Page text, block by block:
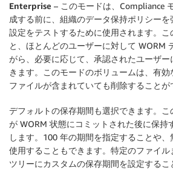
Enterprise – このモードは、Compliance
成する前に、組織のデータ保持ポリシー
設定をテストするために使用されます。こ
と、ほとんどのユーザーに対して WORM
がら、必要に応じて、承認されたユーザ
きます。このモードのボリュームは、有
ファイルが含まれていても削除することが
デフォルトの保存期間も選択できます。
が WORM 状態にコミットされた後に保持
します。100 年の期間を指定することや
使用することもできます。特定のファイ
ツリーにカスタムの保存期間を設定する